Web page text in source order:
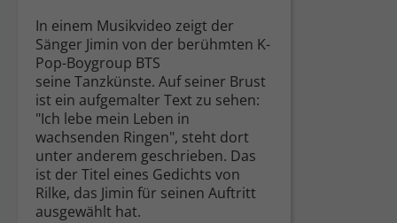
In einem Musikvideo zeigt der
Sänger Jimin von der berühmten K-
Pop-Boygroup BTS
seine Tanzkünste. Auf seiner Brust
ist ein aufgemalter Text zu sehen:
"Ich lebe mein Leben in
wachsenden Ringen", steht dort
unter anderem geschrieben. Das
ist der Titel eines Gedichts von
Rilke, das Jimin für seinen Auftritt
ausgewählt hat.